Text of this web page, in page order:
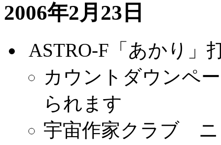
2006年2月23日
ASTRO-F「あかり」
カウントダウンペ
られます
宇宙作家クラブ ニ